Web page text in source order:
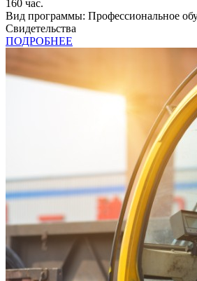
160 час.
Вид программы: Профессиональное
Свидетельства
ПОДРОБНЕЕ